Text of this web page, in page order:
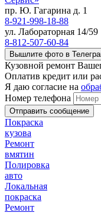
пр. Ю. Гагарина д. 1
8-921-998-18-88
ул. Лабораторная 14/59
8-812-507-60-84
Вышлите фото в
Кузовной ремонт
Оплатив кредит или
Я даю согласие на
Номер телефона
Покраска
кузова
Ремонт
вмятин
Полировка
авто
Локальная
покраска
Ремонт